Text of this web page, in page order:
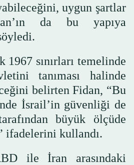
uygun şartlar
da bu yapıya
1967 sınırları temelinde
tanıması halinde
belirten Fidan, “Bu
İsrail’in güvenliği de
büyük ölçüde
ifadelerini kullandı.
ile İran arasındaki